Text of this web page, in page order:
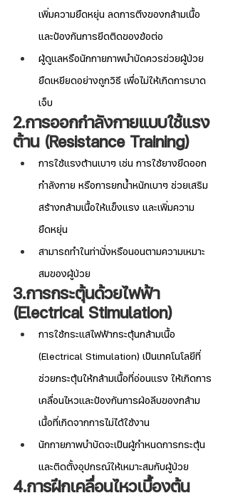
เพิ่มความยืดหยุ่น ลดการตึงของกล้ามเนื้อ
และป้องกันการยึดติดของข้อต่อ
ผู้ดูแลหรือนักกายภาพบำบัดควรช่วยผู้ป่วย
ยืดเหยียดอย่างถูกวิธี เพื่อไม่ให้เกิดการบาด
เจ็บ
2.การออกกำลังกายแบบใช้แรง
ต้าน (Resistance Training)
การใช้แรงต้านเบาๆ เช่น การใช้ยางยืดออก
กำลังกาย หรือการยกน้ำหนักเบาๆ ช่วยเสริม
สร้างกล้ามเนื้อให้แข็งแรง และเพิ่มความ
ยืดหยุ่น
สามารถทำในท่านั่งหรือนอนตามความเหมาะ
สมของผู้ป่วย
3.การกระตุ้นด้วยไฟฟ้า
(Electrical Stimulation)
การใช้กระแสไฟฟ้ากระตุ้นกล้ามเนื้อ
(Electrical Stimulation) เป็นเทคโนโลยีที่
ช่วยกระตุ้นให้กล้ามเนื้อที่อ่อนแรง ให้เกิดการ
เคลื่อนไหวและป้องกันการฝ่อลีบของกล้าม
เนื้อที่เกิดจากการไม่ได้ใช้งาน
นักกายภาพบำบัดจะเป็นผู้กำหนดการกระตุ้น
และติดตั้งอุปกรณ์ให้เหมาะสมกับผู้ป่วย
4.การฝึกเคลื่อนไหวเบื้องต้น